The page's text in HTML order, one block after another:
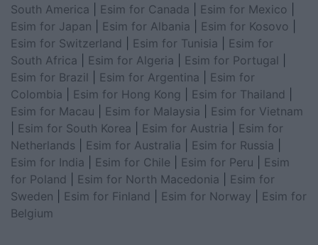
South America
Esim for Canada Esim for Mexico
Esim for Japan
Esim for Albania Esim for Kosovo
Esim for Switzerland
Esim for Tunisia
Esim for
South Africa
Esim for Algeria Esim for Portugal
Esim for Brazil
Esim for Argentina
Esim for
Colombia
Esim for Hong Kong Esim for Thailand
Esim for Macau
Esim for Malaysia
Esim for Vietnam
Esim for South Korea Esim for Austria
Esim for
Netherlands
Esim for Australia Esim for Russia
Esim for India
Esim for Chile Esim for Peru
Esim
for Poland
Esim for North Macedonia
Esim for
Sweden
Esim for Finland Esim for Norway
Esim for
Belgium